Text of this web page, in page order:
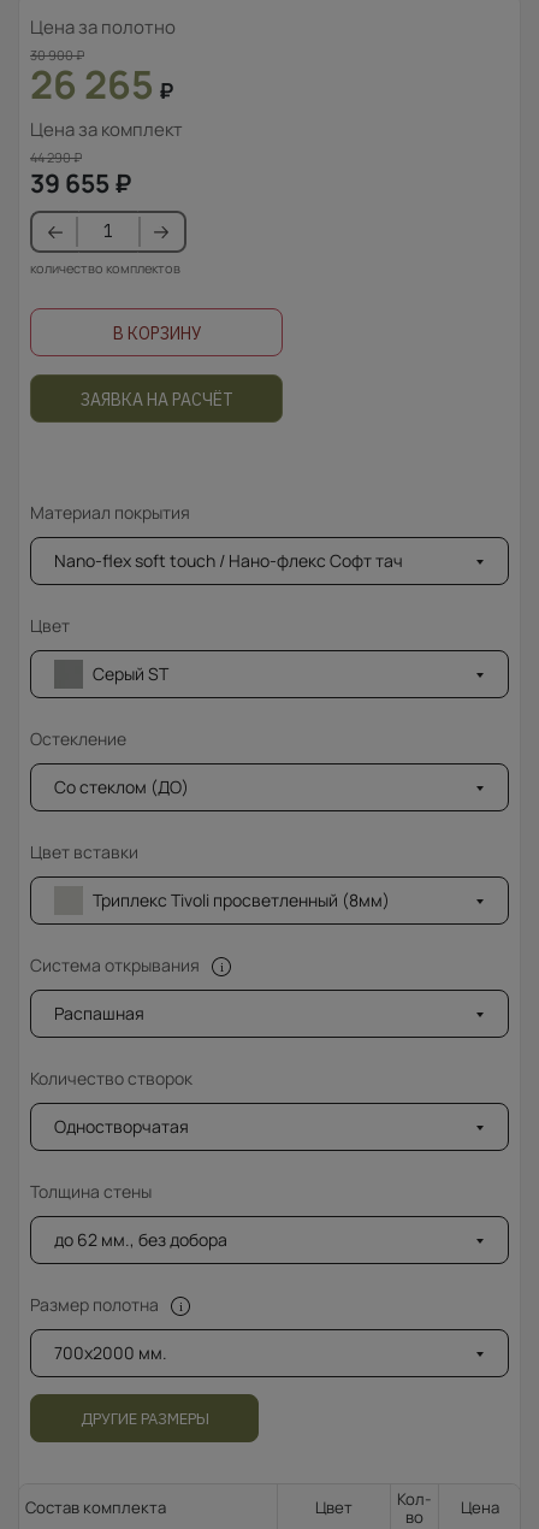
Цена за полотно
30 900₽
26 265 ₽
Цена за комплект
44 290₽
39 655₽
количество комплектов
В КОРЗИНУ
ЗАЯВКА НА РАСЧЁТ
Материал покрытия
Nano-flex soft touch / Нано-флекс Софт тач
Цвет
Серый ST
Остекление
Со стеклом (ДО)
Цвет вставки
Триплекс Tivoli просветленный (8мм)
Система открывания
Распашная
Количество створок
Одностворчатая
Толщина стены
до 62 мм., без добора
Размер полотна
700x2000 мм.
ДРУГИЕ РАЗМЕРЫ
Состав комплекта Цвет
Кол-
во
Цена